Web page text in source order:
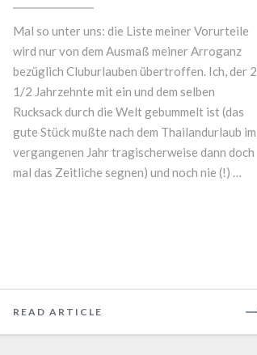
Mal so unter uns: die Liste meiner Vorurteile
wird nur von dem Ausmaß meiner Arroganz
bezüglich Cluburlauben übertroffen. Ich, der 2
1/2 Jahrzehnte mit ein und dem selben
Rucksack durch die Welt gebummelt ist (das
gute Stück mußte nach dem Thailandurlaub im
vergangenen Jahr tragischerweise dann doch
mal das Zeitliche segnen) und noch nie (!) …
READ ARTICLE
MORE